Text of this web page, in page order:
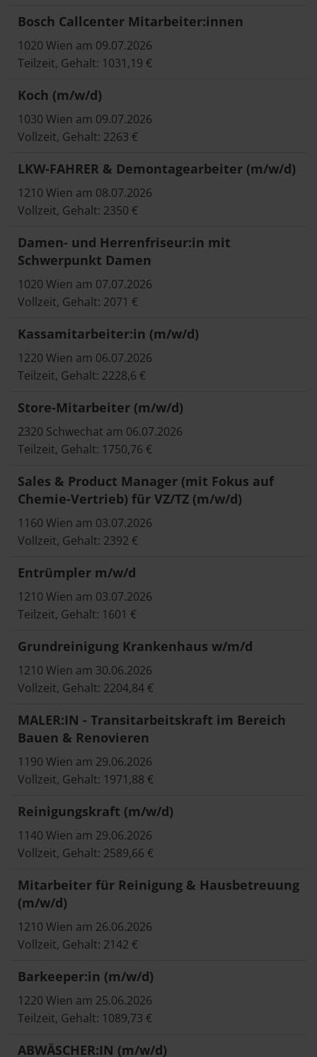
Bosch Callcenter Mitarbeiter:innen
1020 Wien am 09.07.2026
Teilzeit, Gehalt: 1031,19 €
Koch (m/w/d)
1030 Wien am 09.07.2026
Vollzeit, Gehalt: 2263 €
LKW-FAHRER & Demontagearbeiter (m/w/d)
1210 Wien am 08.07.2026
Vollzeit, Gehalt: 2350 €
Damen- und Herrenfriseur:in mit
Schwerpunkt Damen
1020 Wien am 07.07.2026
Vollzeit, Gehalt: 2071 €
Kassamitarbeiter:in (m/w/d)
1220 Wien am 06.07.2026
Teilzeit, Gehalt: 2228,6 €
Store-Mitarbeiter (m/w/d)
2320 Schwechat am 06.07.2026
Teilzeit, Gehalt: 1750,76 €
Sales & Product Manager (mit Fokus auf
Chemie-Vertrieb) für VZ/TZ (m/w/d)
1160 Wien am 03.07.2026
Vollzeit, Gehalt: 2392 €
Entrümpler m/w/d
1210 Wien am 03.07.2026
Teilzeit, Gehalt: 1601 €
Grundreinigung Krankenhaus w/m/d
1210 Wien am 30.06.2026
Vollzeit, Gehalt: 2204,84 €
MALER:IN - Transitarbeitskraft im Bereich
Bauen & Renovieren
1190 Wien am 29.06.2026
Vollzeit, Gehalt: 1971,88 €
Reinigungskraft (m/w/d)
1140 Wien am 29.06.2026
Vollzeit, Gehalt: 2589,66 €
Mitarbeiter für Reinigung & Hausbetreuung
(m/w/d)
1210 Wien am 26.06.2026
Vollzeit, Gehalt: 2142 €
Barkeeper:in (m/w/d)
1220 Wien am 25.06.2026
Teilzeit, Gehalt: 1089,73 €
ABWÄSCHER:IN (m/w/d)